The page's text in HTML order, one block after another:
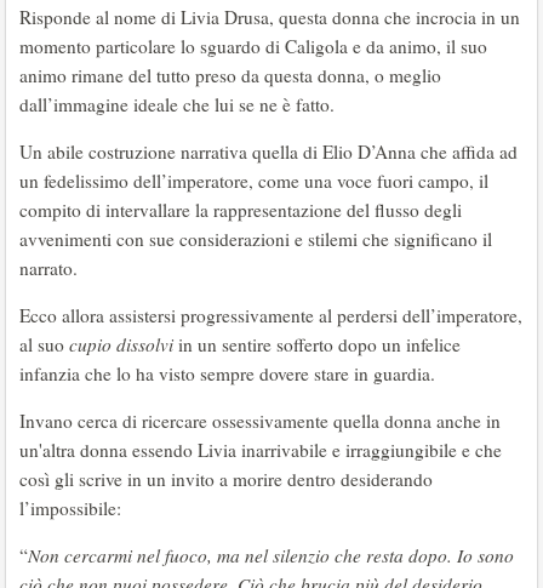
Risponde al nome di Livia Drusa, questa donna che incrocia in un
momento particolare lo sguardo di Caligola e da animo, il suo
animo rimane del tutto preso da questa donna, o meglio
dall’immagine ideale che lui se ne è fatto.
Un abile costruzione narrativa quella di Elio D’Anna che affida ad
un fedelissimo dell’imperatore, come una voce fuori campo, il
compito di intervallare la rappresentazione del flusso degli
avvenimenti con sue considerazioni e stilemi che significano il
narrato.
Ecco allora assistersi progressivamente al perdersi dell’imperatore,
al suo cupio dissolvi in un sentire sofferto dopo un infelice
infanzia che lo ha visto sempre dovere stare in guardia.
Invano cerca di ricercare ossessivamente quella donna anche in
un'altra donna essendo Livia inarrivabile e irraggiungibile e che
così gli scrive in un invito a morire dentro desiderando
l’impossibile:
“Non cercarmi nel fuoco, ma nel silenzio che resta dopo. Io sono